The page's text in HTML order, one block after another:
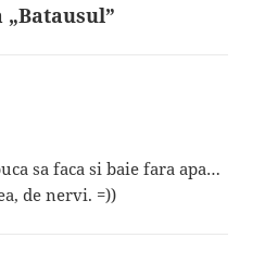
sa faca si baie fara apa…
de nervi. =))